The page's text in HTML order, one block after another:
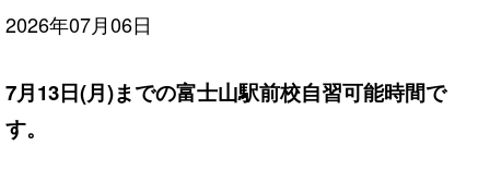
2026年07月06日
7月13日(月)までの富士山駅前校自習可能時間で
す。